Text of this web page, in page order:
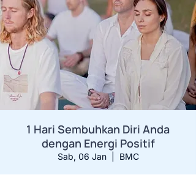
1 Hari Sembuhkan Diri Anda
dengan Energi Positif
Sab, 06 Jan
  |
BMC